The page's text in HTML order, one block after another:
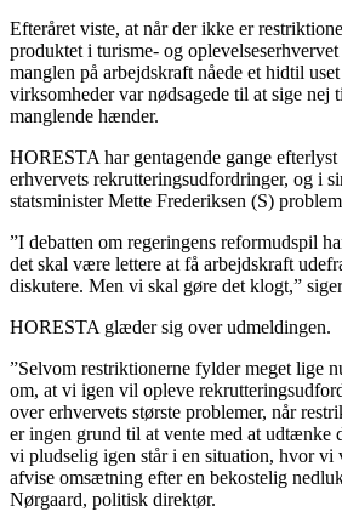
Efteråret viste, at når der ikke er
produktet i turisme- og
manglen på arbejdskraft nåede et hidtil
virksomheder var nødsagede til at sige
manglende hænder.
HORESTA har gentagende gange
erhvervets rekrutteringsudfordringer, og i
statsminister Mette Frederiksen (S)
”I debatten om regeringens reformudspil
det skal være lettere at få arbejdskraft
diskutere. Men vi skal gøre det klogt,”
HORESTA glæder sig over udmeldingen.
”Selvom restriktionerne fylder meget lige
om, at vi igen vil opleve
over erhvervets største problemer, når
er ingen grund til at vente med at udtænke
vi pludselig igen står i en situation, hvor vi
afvise omsætning efter en bekostelig
Nørgaard, politisk direktør.